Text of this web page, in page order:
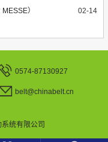
） 02-14
0574-87130927
belt@chinabelt.cn
统有限公司